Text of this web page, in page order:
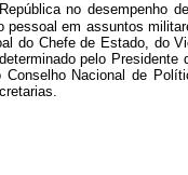
no desempenho
em assuntos
do Chefe de Estado, do
pelo Presidente
Nacional de